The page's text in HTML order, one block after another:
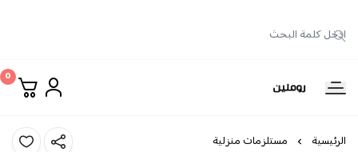
روملين
0
الرئيسية مستلزمات منزلية